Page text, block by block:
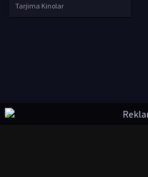
Tarjima Kinolar